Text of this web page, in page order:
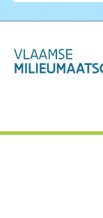
heeft
kleurtje.
Wat
-